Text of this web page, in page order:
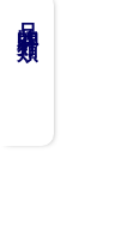
品牌分類